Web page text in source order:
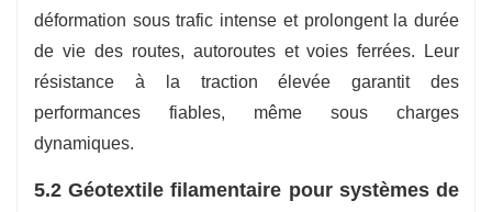
déformation sous trafic intense et prolongent la durée
de vie des routes, autoroutes et voies ferrées. Leur
résistance à la traction élevée garantit des
performances fiables, même sous charges
dynamiques.
5.2 Géotextile filamentaire pour systèmes de